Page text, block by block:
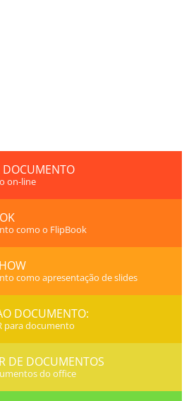
DOCUMENTO
on-line
como o FlipBook
como apresentação de slides
DOCUMENTO:
para documento
DE DOCUMENTOS
do office